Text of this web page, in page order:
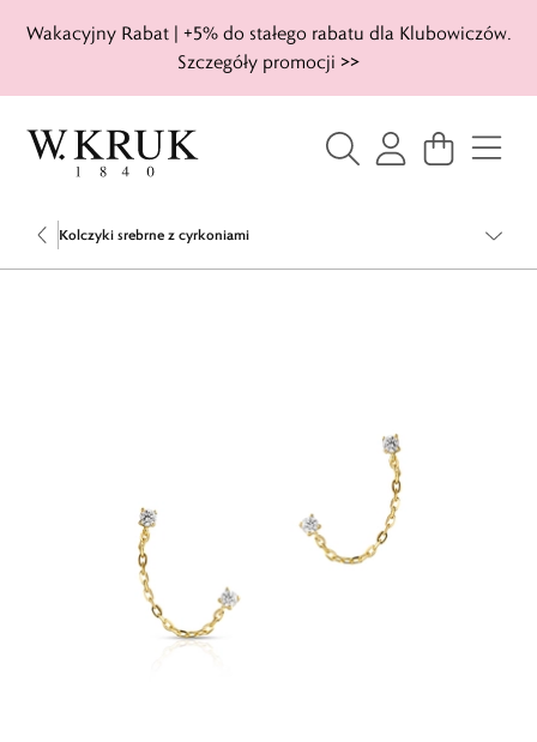
Wakacyjny Rabat | +5% do stałego rabatu dla Klubowiczów.
Szczegóły promocji >>
Kolczyki srebrne z cyrkoniami